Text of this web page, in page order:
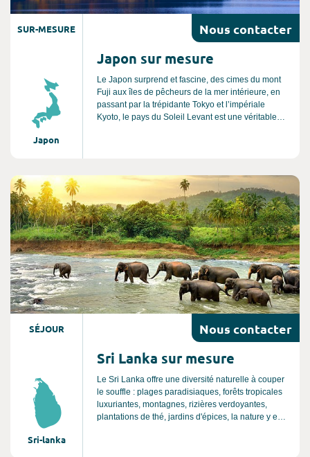
SUR-MESURE
Japon
Nous contacter
Japon sur mesure
Le Japon surprend et fascine, des cimes du mont
Fuji aux îles de pêcheurs de la mer intérieure, en
passant par la trépidante Tokyo et l’impériale
Kyoto, le pays du Soleil Levant est une véritable
atmosphère envoûtante est une véritable invitation
à la détente, au bien être et à l’art de vivre
asiatique. Un séjour au Japon est une expérience
unique et authentique, c'est un voyage inoubliable.
SÉJOUR
Sri-lanka
Nous contacter
Sri Lanka sur mesure
Le Sri Lanka offre une diversité naturelle à couper
le souffle : plages paradisiaques, forêts tropicales
luxuriantes, montagnes, rizières verdoyantes,
plantations de thé, jardins d'épices, la nature y est
Consultez l'offre de voyage